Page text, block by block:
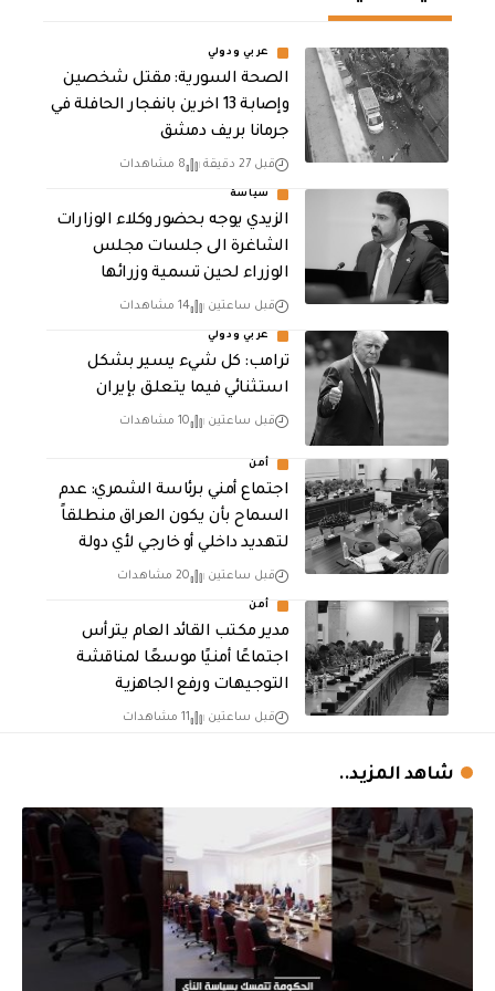
عربي ودولي
الصحة السورية: مقتل شخصين
وإصابة 13 اخرين بانفجار الحافلة في
جرمانا بريف دمشق
قبل 27 دقيقة 8 مشاهدات
سياسة
الزيدي يوجه بحضور وكلاء الوزارات
الشاغرة الى جلسات مجلس
الوزراء لحين تسمية وزرائها
قبل ساعتين 14 مشاهدات
عربي ودولي
ترامب: كل شيء يسير بشكل
استثنائي فيما يتعلق بإيران
قبل ساعتين 10 مشاهدات
أمن
اجتماع أمني برئاسة الشمري: عدم
السماح بأن يكون العراق منطلقاً
لتهديد داخلي أو خارجي لأي دولة
قبل ساعتين 20 مشاهدات
أمن
مدير مكتب القائد العام يترأس
اجتماعًا أمنيًا موسعًا لمناقشة
التوجيهات ورفع الجاهزية
قبل ساعتين 11 مشاهدات
شاهد المزيد..